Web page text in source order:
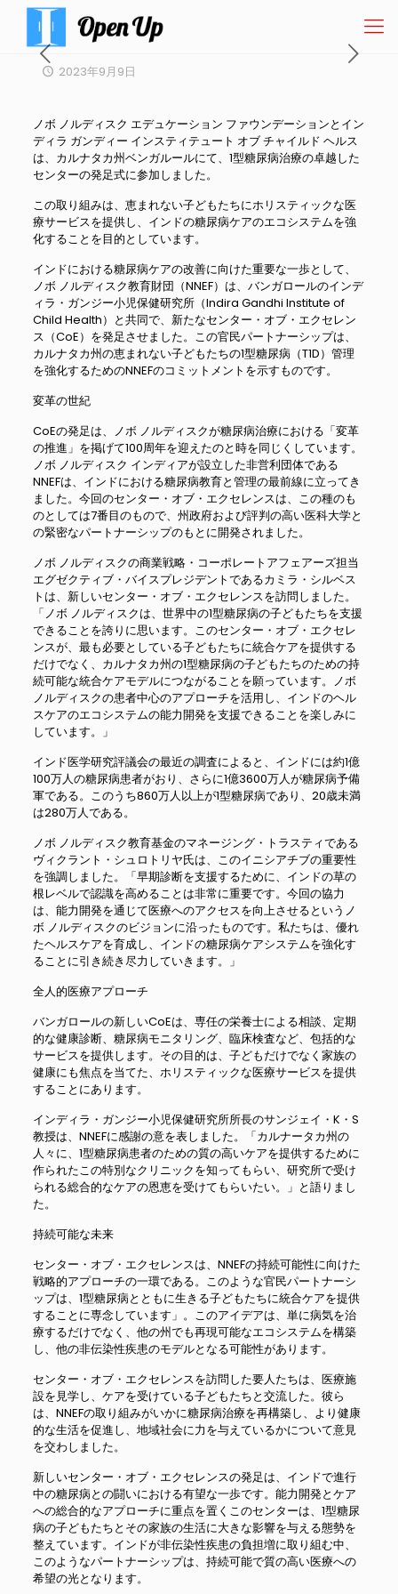
2023年9月9日
ノボ ノルディスク エデュケーション ファウンデーションとイン
ディラ ガンディー インスティテュート オブ チャイルド ヘルス
は、カルナタカ州ベンガルールにて、1型糖尿病治療の卓越した
センターの発足式に参加しました。
この取り組みは、恵まれない子どもたちにホリスティックな医
療サービスを提供し、インドの糖尿病ケアのエコシステムを強
化することを目的としています。
インドにおける糖尿病ケアの改善に向けた重要な一歩として、
ノボ ノルディスク教育財団（NNEF）は、バンガロールのインデ
ィラ・ガンジー小児保健研究所（Indira Gandhi Institute of
Child Health）と共同で、新たなセンター・オブ・エクセレン
ス（CoE）を発足させました。この官民パートナーシップは、
カルナタカ州の恵まれない子どもたちの1型糖尿病（T1D）管理
を強化するためのNNEFのコミットメントを示すものです。
変革の世紀
CoEの発足は、ノボ ノルディスクが糖尿病治療における「変革
の推進」を掲げて100周年を迎えたのと時を同じくしています。
ノボ ノルディスク インディアが設立した非営利団体である
NNEFは、インドにおける糖尿病教育と管理の最前線に立ってき
ました。今回のセンター・オブ・エクセレンスは、この種のも
のとしては7番目のもので、州政府および評判の高い医科大学と
の緊密なパートナーシップのもとに開発されました。
ノボ ノルディスクの商業戦略・コーポレートアフェアーズ担当
エグゼクティブ・バイスプレジデントであるカミラ・シルベス
トは、新しいセンター・オブ・エクセレンスを訪問しました。
「ノボ ノルディスクは、世界中の1型糖尿病の子どもたちを支援
できることを誇りに思います。このセンター・オブ・エクセレ
ンスが、最も必要としている子どもたちに統合ケアを提供する
だけでなく、カルナタカ州の1型糖尿病の子どもたちのための持
続可能な統合ケアモデルにつながることを願っています。ノボ
ノルディスクの患者中心のアプローチを活用し、インドのヘル
スケアのエコシステムの能力開発を支援できることを楽しみに
しています。」
インド医学研究評議会の最近の調査によると、インドには約1億
100万人の糖尿病患者がおり、さらに1億3600万人が糖尿病予備
軍である。このうち860万人以上が1型糖尿病であり、20歳未満
は280万人である。
ノボ ノルディスク教育基金のマネージング・トラスティである
ヴィクラント・シュロトリヤ氏は、このイニシアチブの重要性
を強調しました。「早期診断を支援するために、インドの草の
根レベルで認識を高めることは非常に重要です。今回の協力
は、能力開発を通じて医療へのアクセスを向上させるというノ
ボ ノルディスクのビジョンに沿ったものです。私たちは、優れ
たヘルスケアを育成し、インドの糖尿病ケアシステムを強化す
ることに引き続き尽力していきます。」
全人的医療アプローチ
バンガロールの新しいCoEは、専任の栄養士による相談、定期
的な健康診断、糖尿病モニタリング、臨床検査など、包括的な
サービスを提供します。その目的は、子どもだけでなく家族の
健康にも焦点を当てた、ホリスティックな医療サービスを提供
することにあります。
インディラ・ガンジー小児保健研究所所長のサンジェイ・K・S
教授は、NNEFに感謝の意を表しました。「カルナータカ州の
人々に、1型糖尿病患者のための質の高いケアを提供するために
作られたこの特別なクリニックを知ってもらい、研究所で受け
られる総合的なケアの恩恵を受けてもらいたい。」と語りまし
た。
持続可能な未来
センター・オブ・エクセレンスは、NNEFの持続可能性に向けた
戦略的アプローチの一環である。このような官民パートナーシ
ップは、1型糖尿病とともに生きる子どもたちに統合ケアを提供
することに専念しています」。このアイデアは、単に病気を治
療するだけでなく、他の州でも再現可能なエコシステムを構築
し、他の非伝染性疾患のモデルとなる可能性があります。
センター・オブ・エクセレンスを訪問した要人たちは、医療施
設を見学し、ケアを受けている子どもたちと交流した。彼ら
は、NNEFの取り組みがいかに糖尿病治療を再構築し、より健康
的な生活を促進し、地域社会に力を与えているかについて意見
を交わしました。
新しいセンター・オブ・エクセレンスの発足は、インドで進行
中の糖尿病との闘いにおける有望な一歩です。能力開発とケア
への総合的なアプローチに重点を置くこのセンターは、1型糖尿
病の子どもたちとその家族の生活に大きな影響を与える態勢を
整えています。インドが非伝染性疾患の負担増に取り組む中、
このようなパートナーシップは、持続可能で質の高い医療への
希望の光となります。